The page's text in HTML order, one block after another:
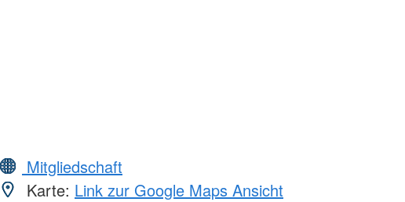
Mitgliedschaft
Karte: Link zur Google Maps Ansicht